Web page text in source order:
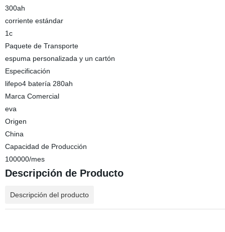
300ah
corriente estándar
1c
Paquete de Transporte
espuma personalizada y un cartón
Especificación
lifepo4 batería 280ah
Marca Comercial
eva
Origen
China
Capacidad de Producción
100000/mes
Descripción de Producto
Descripción del producto